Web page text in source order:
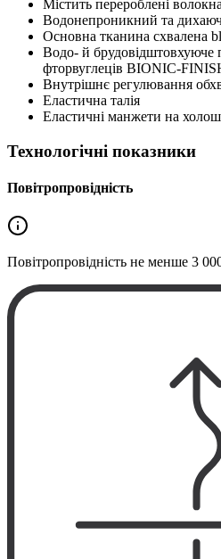
Містить перероблені
Водонепроникний та
Основна тканина схвалена
Водо- й брудовідштовхуюче
фторвуглеців BIONIC-
Внутрішнє регулювання
Еластична талія
Еластичні манжети на
Технологічні показники
Повітропровідність
Повітропровідність не менше 3